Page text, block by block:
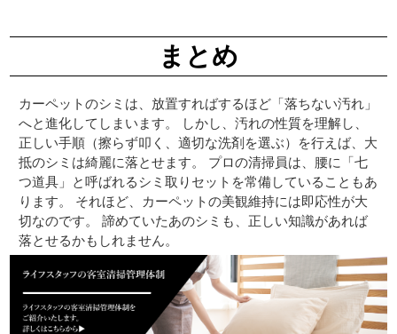
まとめ
カーペットのシミは、放置すればするほど「落ちない汚れ」
へと進化してしまいます。 しかし、汚れの性質を理解し、
正しい手順（擦らず叩く、適切な洗剤を選ぶ）を行えば、大
抵のシミは綺麗に落とせます。 プロの清掃員は、腰に「七
つ道具」と呼ばれるシミ取りセットを常備していることもあ
ります。 それほど、カーペットの美観維持には即応性が大
切なのです。 諦めていたあのシミも、正しい知識があれば
落とせるかもしれません。